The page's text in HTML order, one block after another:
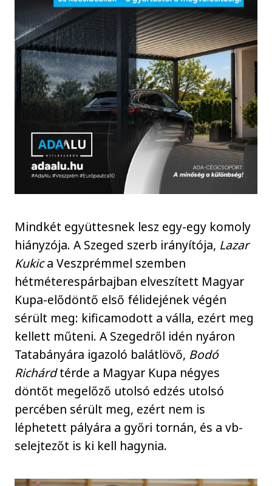
Mindkét együttesnek lesz egy-egy komoly
hiányzója. A Szeged szerb irányítója, Lazar
Kukica Veszprémmel szemben
hétméterespárbajban elveszített Magyar
Kupa-elődöntő első félidejének végén
sérült meg: kificamodott a válla, ezért meg
kellett műteni. A Szegedről idén nyáron
Tatabányára igazoló balátlövő, Bodó
Richárdtérde a Magyar Kupa négyes
döntőt megelőző utolsó edzés utolsó
percében sérült meg, ezért nem is
léphetett pályára a győri tornán, és a vb-
selejtezőt is ki kell hagynia.